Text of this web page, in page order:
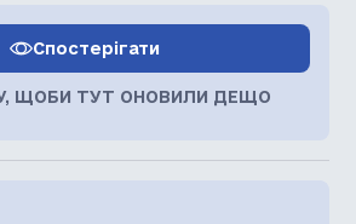
Спостерігати
ЩОБИ ТУТ ОНОВИЛИ ДЕЩО